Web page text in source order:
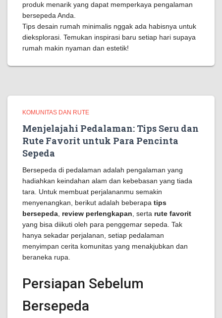
produk menarik yang dapat memperkaya pengalaman
bersepeda Anda.
Tips desain rumah minimalis nggak ada habisnya untuk
dieksplorasi. Temukan inspirasi baru setiap hari supaya
rumah makin nyaman dan estetik!
KOMUNITAS DAN RUTE
Menjelajahi Pedalaman: Tips Seru dan
Rute Favorit untuk Para Pencinta
Sepeda
Bersepeda di pedalaman adalah pengalaman yang
hadiahkan keindahan alam dan kebebasan yang tiada
tara. Untuk membuat perjalananmu semakin
menyenangkan, berikut adalah beberapa tips
bersepeda review perlengkapan , serta rute favorit
yang bisa diikuti oleh para penggemar sepeda. Tak
hanya sekadar perjalanan, setiap pedalaman
menyimpan cerita komunitas yang menakjubkan dan
beraneka rupa.
Persiapan Sebelum
Bersepeda